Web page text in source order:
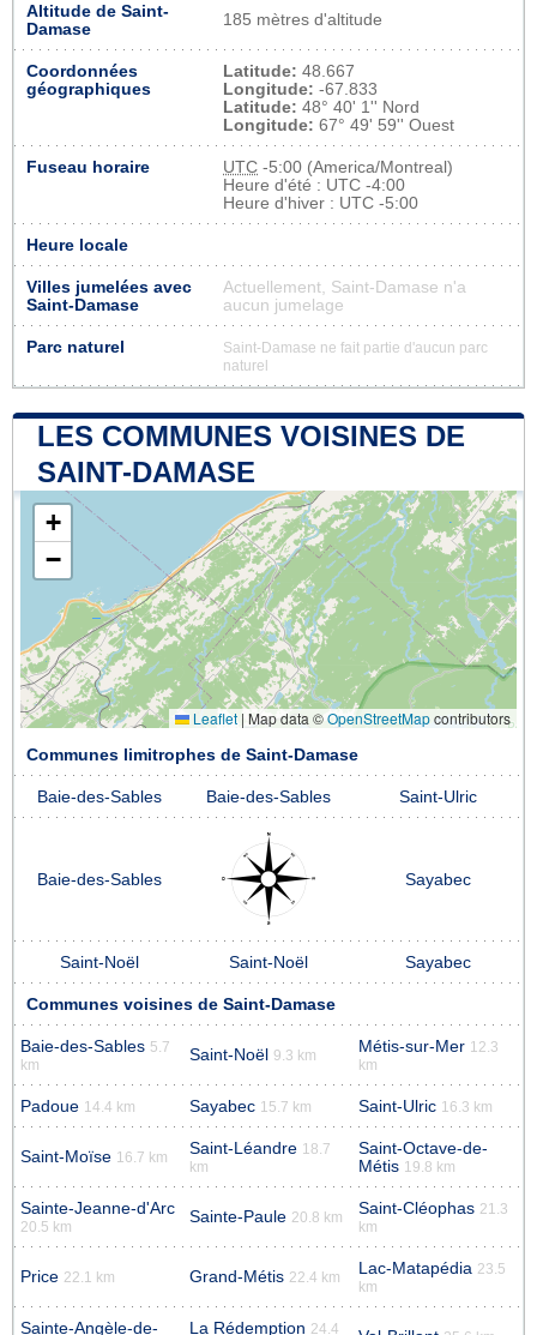
Altitude de Saint-
Damase
185 mètres d'altitude
Coordonnées
géographiques
Latitude: 48.667
Longitude: -67.833
Latitude: 48° 40' 1'' Nord
Longitude: 67° 49' 59'' Ouest
Fuseau horaire UTC -5:00 (America/Montreal)
Heure d'été : UTC -4:00
Heure d'hiver : UTC -5:00
Heure locale
Villes jumelées avec
Saint-Damase
Actuellement, Saint-Damase n'a
aucun jumelage
Parc naturel
Saint-Damase ne fait partie d'aucun parc
naturel
LES COMMUNES VOISINES DE
SAINT-DAMASE
+
−
Leaflet | Map data ©OpenStreetMapcontributors
Communes limitrophes de Saint-Damase
Baie-des-Sables Baie-des-Sables Saint-Ulric
Baie-des-Sables Sayabec
Saint-Noël Saint-Noël Sayabec
Communes voisines de Saint-Damase
Baie-des-Sables 5.7
km
Saint-Noël 9.3 km Métis-sur-Mer 12.3
km
Padoue 14.4 km Sayabec 15.7 km Saint-Ulric 16.3 km
Saint-Moïse 16.7 km Saint-Léandre 18.7
km
Saint-Octave-de-
Métis 19.8 km
Sainte-Jeanne-d'Arc
20.5 km
Sainte-Paule 20.8 km Saint-Cléophas 21.3
km
Price 22.1 km Grand-Métis 22.4 km Lac-Matapédia 23.5
km
Sainte-Angèle-de-
La Rédemption 24.4